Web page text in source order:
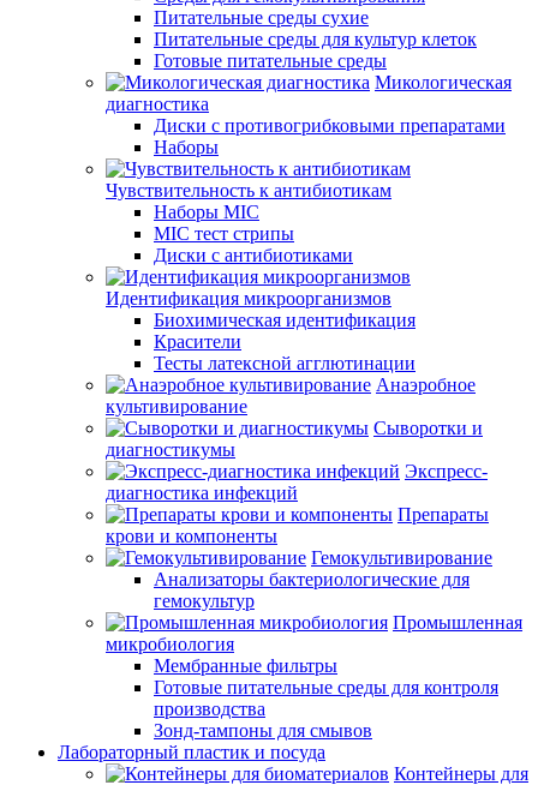
Питательные среды сухие
Питательные среды для культур клеток
Готовые питательные среды
Микологическая
диагностика
Диски с противогрибковыми препаратами
Наборы
Чувствительность к антибиотикам
Наборы MIC
MIC тест стрипы
Диски с антибиотиками
Идентификация микроорганизмов
Биохимическая идентификация
Красители
Тесты латексной агглютинации
Анаэробное
культивирование
Сыворотки и
диагностикумы
Экспресс-
диагностика инфекций
Препараты
крови и компоненты
Гемокультивирование
Анализаторы бактериологические для
гемокультур
Промышленная
микробиология
Мембранные фильтры
Готовые питательные среды для контроля
производства
Зонд-тампоны для смывов
Лабораторный пластик и посуда
Контейнеры для